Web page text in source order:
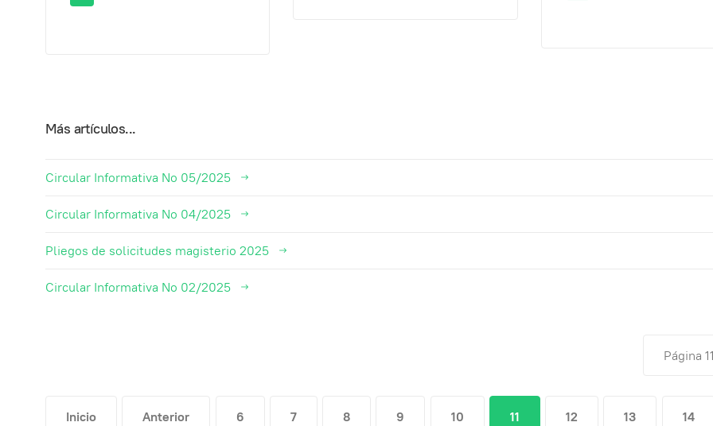
Más artículos...
Circular Informativa No 05/2025
Circular Informativa No 04/2025
Pliegos de solicitudes magisterio 2025
Circular Informativa No 02/2025
Página
Inicio Anterior 6 7 8 9 10 11 12 13 14